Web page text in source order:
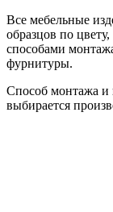
Все мебельные
образцов по
способами
фурнитуры.
Способ монтажа и
выбирается